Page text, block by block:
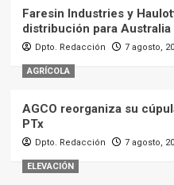
Faresin Industries y
distribución para Australia
Dpto. Redacción 7 agosto,
AGRÍCOLA
AGCO reorganiza su
PTx
Dpto. Redacción 7 agosto,
ELEVACIÓN